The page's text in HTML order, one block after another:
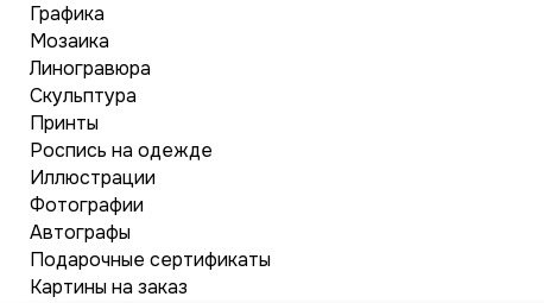
Графика
Мозаика
Линогравюра
Скульптура
Принты
Роспись на одежде
Иллюстрации
Фотографии
Автографы
Подарочные сертификаты
Картины на заказ